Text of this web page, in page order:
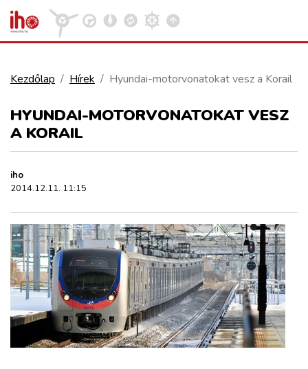
REPÜLÉS
KÖZLEKEDÉSFEJLESZTÉS
ELLÁTÁSI LÁNC
ZÖLDÚT
HAJÓZÁS
Kezdőlap Hírek Hyundai-motorvonatokat vesz a Korail
HYUNDAI-MOTORVONATOKAT VESZ
A KORAIL
iho
2014.12.11. 11:15